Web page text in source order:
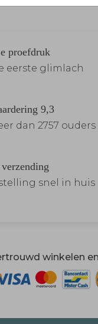
proefdruk
eerste glimlach
9,3
dan 2757 ouders
snel in huis
winkelen